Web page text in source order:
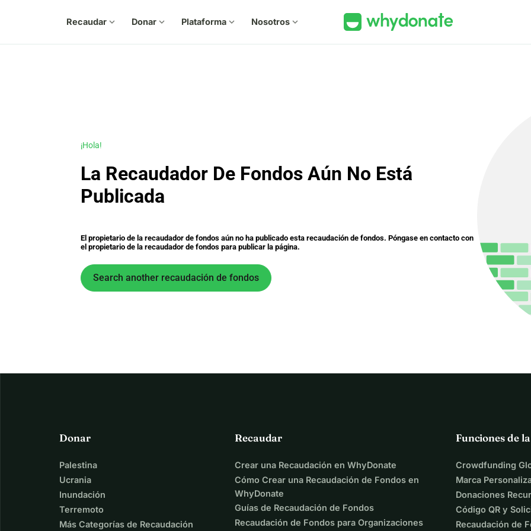
Recaudar expand_more Donar expand_more Plataforma expand_more Nosotros expand_more
¡Hola!
La Recaudador De Fondos Aún No Está
Publicada
El propietario de la recaudador de fondos aún no ha publicado esta recaudación de fondos. Póngase en contacto con
el propietario de la recaudador de fondos para publicar la página.
Search another recaudación de fondos
Donar
Palestina
Ucrania
Inundación
Terremoto
Más Categorías de Recaudación
Recaudar
Crear una Recaudación en WhyDonate
Cómo Crear una Recaudación de Fondos en
WhyDonate
Guías de Recaudación de Fondos
Recaudación de Fondos para Organizaciones
Funciones de
Crowdfunding
Marca
Donaciones
Código QR y
Recaudación de